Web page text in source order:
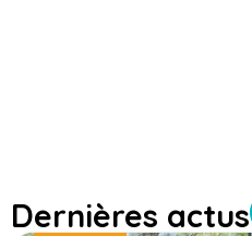
Dernières actus